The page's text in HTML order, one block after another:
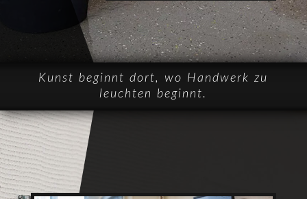
Kunst beginnt dort, wo Handwerk zu
leuchten beginnt.